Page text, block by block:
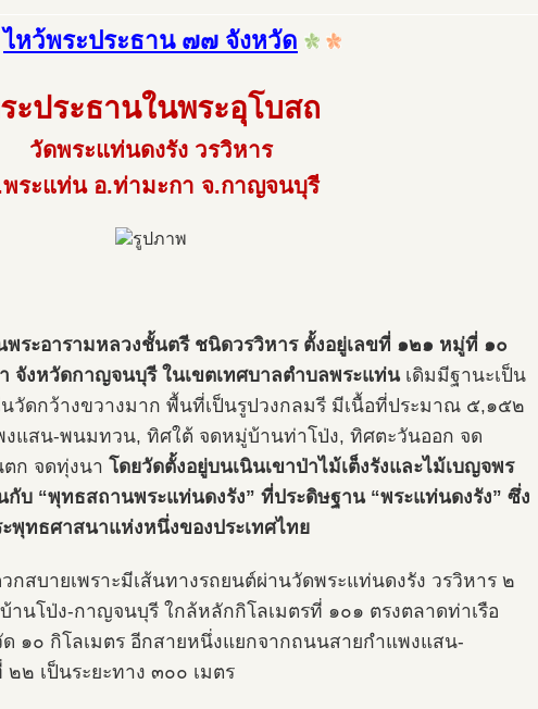
ไหว้พระประธาน ๗๗ จังหวัด
ะประธานในพระอุโบสถ
วัดพระแท่นดงรัง วรวิหาร
ระแท่น อ.ท่ามะกา จ.กาญจนบุรี
พระอารามหลวงชั้นตรี ชนิดวรวิหาร ตั้งอยู่เลขที่ ๑๒๑ หมู่ที่ ๑๐
จังหวัดกาญจนบุรี ในเขตเทศบาลตำบลพระแท่นเดิมมีฐานะเป็น
วัดกว้างขวางมาก พื้นที่เป็นรูปวงกลมรี มีเนื้อที่ประมาณ ๕,๑๕๒
งแสน-พนมทวน, ทิศใต้ จดหมู่บ้านท่าโป่ง, ทิศตะวันออก จด
ก จดทุ่งนา โดยวัดตั้งอยู่บนเนินเขาป่าไม้เต็งรังและไม้เบญจพร
กับ “พุทธสถานพระแท่นดงรัง” ที่ประดิษฐาน “พระแท่นดงรัง” ซึ่ง
ทธศาสนาแห่งหนึ่งของประเทศไทย
สบายเพราะมีเส้นทางรถยนต์ผ่านวัดพระแท่นดงรัง วรวิหาร ๒
านโป่ง-กาญจนบุรี ใกล้หลักกิโลเมตรที่ ๑๐๑ ตรงตลาดท่าเรือ
ด ๑๐ กิโลเมตร อีกสายหนึ่งแยกจากถนนสายกำแพงแสน-
๒ เป็นระยะทาง ๓๐๐ เมตร